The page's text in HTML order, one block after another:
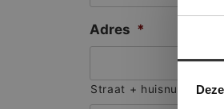
Adres *
Straat + huisnummer